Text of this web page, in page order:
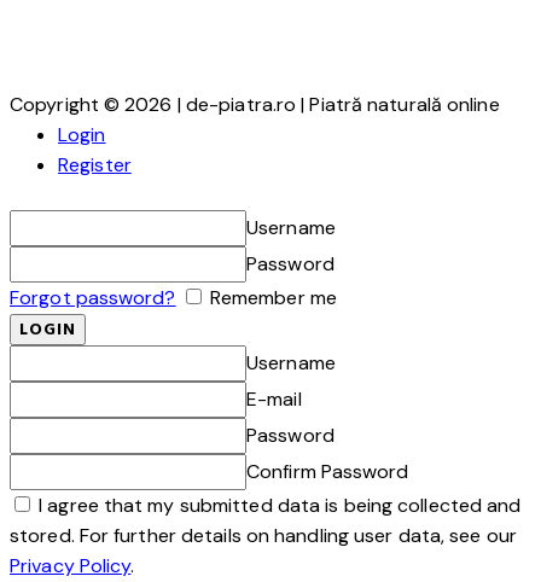
Copyright © 2026 | de-piatra.ro | Piatră naturală online
Login
Register
Username
Password
Forgot password?
Remember me
Username
E-mail
Password
Confirm Password
I agree that my submitted data is being collected and
stored. For further details on handling user data, see our
Privacy Policy.